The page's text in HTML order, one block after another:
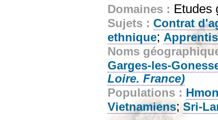
Domaines : Etudes
Sujets : Contrat
ethnique;
Noms
Garges-les-
Loire. France)
Populations :
Vietnamiens; Sri-